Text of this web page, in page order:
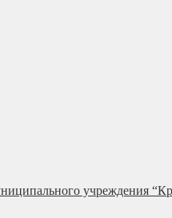
учреждения